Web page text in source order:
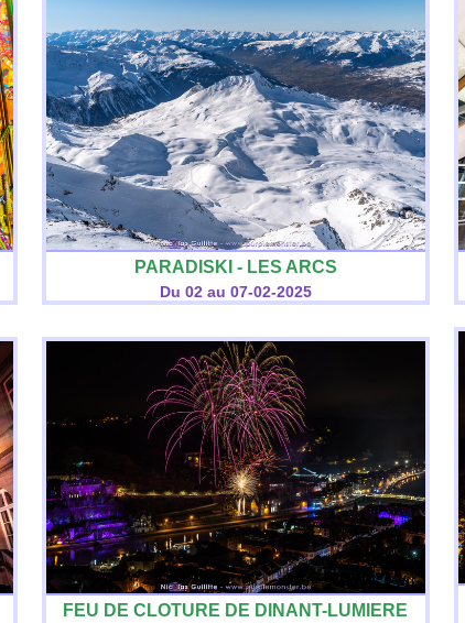
PARADISKI - LES ARCS
Du 02 au 07-02-2025
FEU DE CLOTURE DE DINANT-LUMIERE